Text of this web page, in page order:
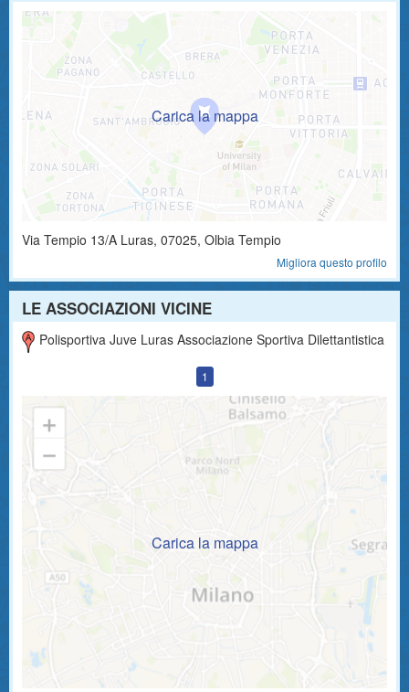
Via Tempio 13/A Luras, 07025, Olbia Tempio
Migliora questo profilo
LE ASSOCIAZIONI VICINE
Polisportiva Juve Luras Associazione Sportiva Dilettantistica
1
Carica la mappa